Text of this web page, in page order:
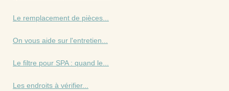
Le remplacement de pièces...
On vous aide sur l'entretien...
Le filtre pour SPA : quand le...
Les endroits à vérifier...